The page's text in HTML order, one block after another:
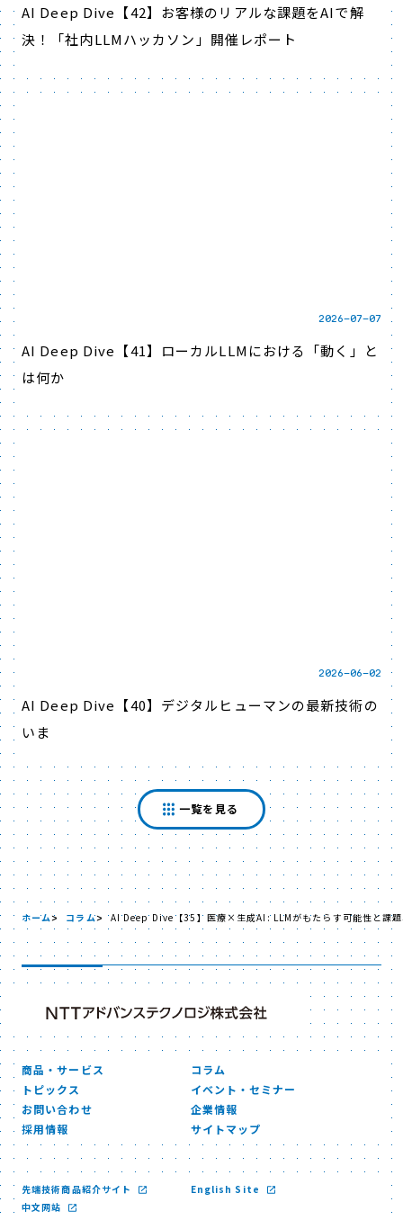
AI Deep Dive【42】お客様のリアルな課題をAIで解
決！「社内LLMハッカソン」開催レポート
2026-07-07
AI Deep Dive【41】ローカルLLMにおける「動く」と
は何か
2026-06-02
AI Deep Dive【40】デジタルヒューマンの最新技術の
いま
一覧を見る
ホーム コラム AI Deep Dive【35】医療×生成AI: LLMがもたらす可能性と課
商品・サービス
コラム
トピックス
イベント・セミナー
お問い合わせ
企業情報
採用情報
サイトマップ
先端技術商品紹介サイト
English Site
中文网站